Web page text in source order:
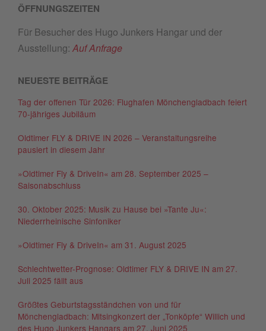
ÖFFNUNGSZEITEN
Für Besucher des Hugo Junkers Hangar und der
Ausstellung:Auf Anfrage
NEUESTE BEITRÄGE
Tag der offenen Tür 2026: Flughafen Mönchengladbach feiert
70-jähriges Jubiläum
Oldtimer FLY & DRIVE IN 2026 – Veranstaltungsreihe
pausiert in diesem Jahr
»Oldtimer Fly & DriveIn« am 28. September 2025 –
Saisonabschluss
30. Oktober 2025: Musik zu Hause bei »Tante Ju«:
Niederrheinische Sinfoniker
»Oldtimer Fly & DriveIn« am 31. August 2025
Schlechtwetter-Prognose: Oldtimer FLY & DRIVE IN am 27.
Juli 2025 fällt aus
Größtes Geburtstagsständchen von und für
Mönchengladbach: Mitsingkonzert der „Tonköpfe“ Willich und
des Hugo Junkers Hangars am 27. Juni 2025